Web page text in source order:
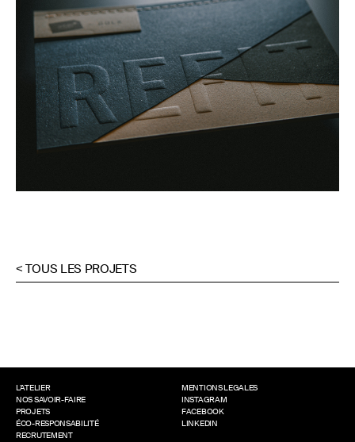
< TOUS LES PROJETS
L’ATELIER
NOS SAVOIR-FAIRE
PROJETS
ÉCO-RESPONSABILITÉ
RECRUTEMENT
MENTIONS LEGALES
INSTAGRAM
FACEBOOK
LINKEDIN